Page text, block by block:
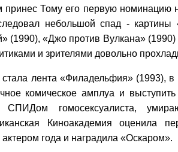
принес Тому его первую номинацию
небольшой спад -
(1990), «Джо против Вулкана»
и зрителями довольно
стала лента «Филадельфия» (1993), в
комическое амплуа и
СПИДом гомосексуалиста,
Киноакадемия оценила
года и наградила «Оскаром».